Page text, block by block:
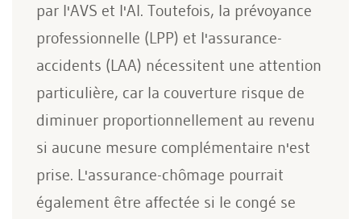
par l'AVS et l'AI. Toutefois, la prévoyance
professionnelle (LPP) et l'assurance-
accidents (LAA) nécessitent une attention
particulière, car la couverture risque de
diminuer proportionnellement au revenu
si aucune mesure complémentaire n'est
prise. L'assurance-chômage pourrait
également être affectée si le congé se